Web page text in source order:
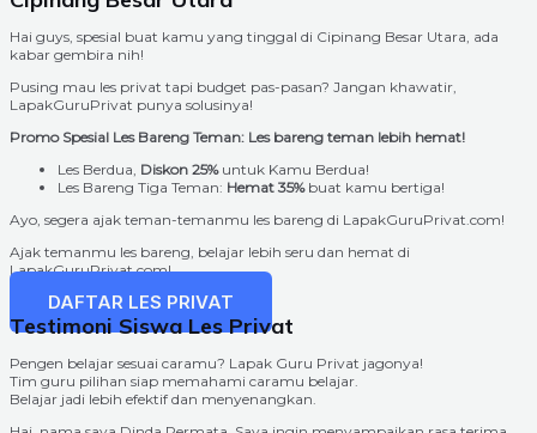
Hai guys, spesial buat kamu yang tinggal di Cipinang Besar Utara, ada
kabar gembira nih!
Pusing mau les privat tapi budget pas-pasan? Jangan khawatir,
LapakGuruPrivat punya solusinya!
Promo Spesial Les Bareng Teman: Les bareng teman lebih hemat!
Les Berdua, Diskon 25%untuk Kamu Berdua!
Les Bareng Tiga Teman: Hemat 35%buat kamu bertiga!
Ayo, segera ajak teman-temanmu les bareng di LapakGuruPrivat.com!
Ajak temanmu les bareng, belajar lebih seru dan hemat di
LapakGuruPrivat.com!
DAFTAR LES PRIVAT
Testimoni Siswa Les Privat
Pengen belajar sesuai caramu? Lapak Guru Privat jagonya!
Tim guru pilihan siap memahami caramu belajar.
Belajar jadi lebih efektif dan menyenangkan.